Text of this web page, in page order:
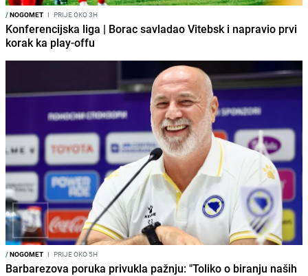
/NOGOMET I PRIJE OKO 3H
Konferencijska liga | Borac savladao Vitebsk i napravio prvi
korak ka play-offu
/NOGOMET I PRIJE OKO 5H
Barbarezova poruka privukla pažnju: "Toliko o biranju naših